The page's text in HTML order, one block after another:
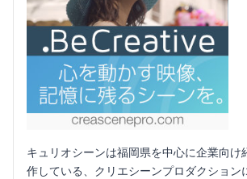
キュリオシーンは福岡県を中心に企業向け
作している、クリエシーンプロダクション